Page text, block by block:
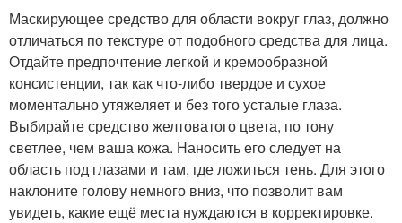
Маскирующее средство для области вокруг глаз, должно
отличаться по текстуре от подобного средства для лица.
Отдайте предпочтение легкой и кремообразной
консистенции, так как что-либо твердое и сухое
моментально утяжеляет и без того усталые глаза.
Выбирайте средство желтоватого цвета, по тону
светлее, чем ваша кожа. Наносить его следует на
область под глазами и там, где ложиться тень. Для этого
наклоните голову немного вниз, что позволит вам
увидеть, какие ещё места нуждаются в корректировке.